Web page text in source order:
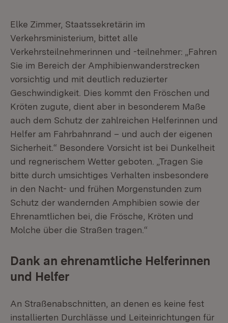
Elke Zimmer, Staatssekretärin im
Verkehrsministerium, bittet alle
Verkehrsteilnehmerinnen und -teilnehmer: „Fahren
Sie im Bereich der Amphibienwanderstrecken
vorsichtig und mit deutlich reduzierter
Geschwindigkeit. Dies kommt den Fröschen und
Kröten zugute, dient aber in besonderem Maße
auch dem Schutz der zahlreichen Helferinnen und
Helfer am Fahrbahnrand – und auch der eigenen
Sicherheit.“ Besondere Vorsicht ist bei Dunkelheit
und regnerischem Wetter geboten. „Tragen Sie
bitte durch umsichtiges Verhalten insbesondere
in den Nacht- und frühen Morgenstunden zum
Schutz der wandernden Amphibien sowie der
Ehrenamtlichen bei, die Frösche, Kröten und
Molche über die Straßen tragen.“
Dank an ehrenamtliche Helferinnen
und Helfer
An Straßenabschnitten, an denen es keine fest
installierten Durchlässe und Leiteinrichtungen für